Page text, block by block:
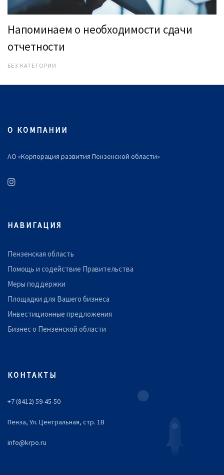
Напоминаем о необходимости сдачи
отчетности
БЕЗ КАТЕГОРИИ
О КОМПАНИИ
АО «Корпорация развития Пензенской области»
НАВИГАЦИЯ
Пензенская область
Помощь и содействие Правительства
Меры поддержки
Площадки для Вашего бизнеса
Инвестиционные предложения
Бизнес о Пензенской области
КОНТАКТЫ
+7 (8412) 59-45-50
Пенза, Ул. Центральная, стр. 1В
info@krpo.ru